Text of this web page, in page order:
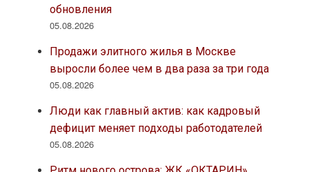
обновления
05.08.2026
Продажи элитного жилья в Москве
выросли более чем в два раза за три года
05.08.2026
Люди как главный актив: как кадровый
дефицит меняет подходы работодателей
05.08.2026